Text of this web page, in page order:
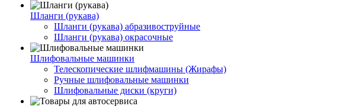
Шланги (рукава)
Шланги (рукава) абразивоструйные
Шланги (рукава) окрасочные
Шлифовальные машинки
Телескопические шлифмашины (Жирафы)
Ручные шлифовальные машинки
Шлифовальные диски (круги)